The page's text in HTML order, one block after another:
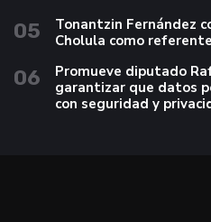
05
Tonantzin Fernández
Cholula como
06
Promueve diputado
garantizar que datos
con seguridad y